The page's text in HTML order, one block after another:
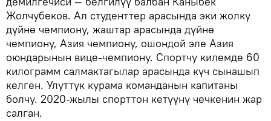
Жолчубеков. Ал студенттер арасында эки жолку
дүйнө чемпиону, жаштар арасында дүйнө
чемпиону, Азия чемпиону, ошондой эле Азия
оюндарынын вице-чемпиону. Спортчу килемде 60
килограмм салмактагылар арасында күч сынашып
келген. Улуттук курама команданын капитаны
болчу. 2020-жылы спорттон кетүүнү чечкенин жар
салган.